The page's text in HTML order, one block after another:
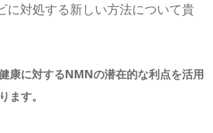
に対処する新しい方法について貴
康に対するNMNの潜在的な利点を活用
ます。